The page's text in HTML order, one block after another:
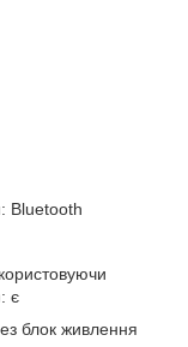
Bluetooth
є
блок живлення